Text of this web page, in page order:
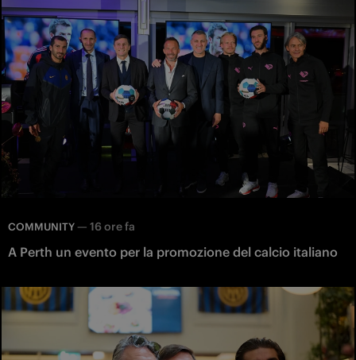
COMMUNITY — 16 ore fa
A Perth un evento per la promozione del calcio italiano